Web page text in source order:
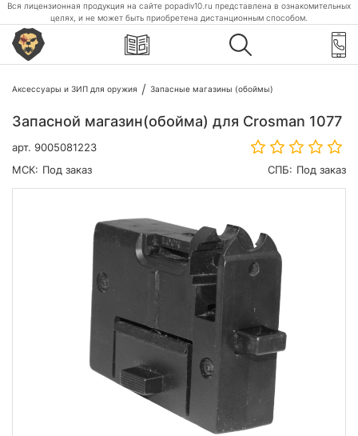
Вся лицензионная продукция на сайте popadiv10.ru представлена в ознакомительных
целях, и не может быть приобретена дистанционным способом.
Аксессуары и ЗИП для оружия Запасные магазины (обоймы)
Запасной магазин(обойма) для Crosman 1077
арт. 9005081223
МСК: Под заказ СПБ: Под заказ